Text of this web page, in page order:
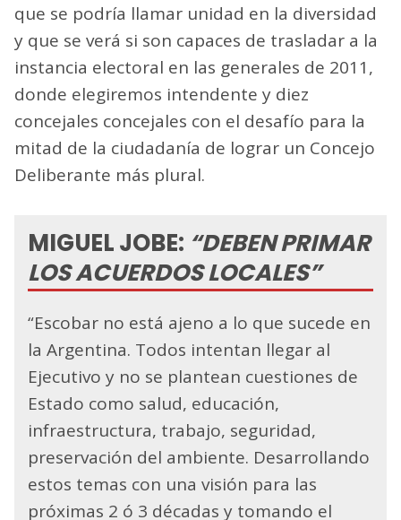
que se podría llamar unidad en la diversidad
y que se verá si son capaces de trasladar a la
instancia electoral en las generales de 2011,
donde elegiremos intendente y diez
concejales concejales con el desafío para la
mitad de la ciudadanía de lograr un Concejo
Deliberante más plural.
MIGUEL JOBE: “DEBEN PRIMAR
LOS ACUERDOS LOCALES”
“Escobar no está ajeno a lo que sucede en
la Argentina. Todos intentan llegar al
Ejecutivo y no se plantean cuestiones de
Estado como salud, educación,
infraestructura, trabajo, seguridad,
preservación del ambiente. Desarrollando
estos temas con una visión para las
próximas 2 ó 3 décadas y tomando el